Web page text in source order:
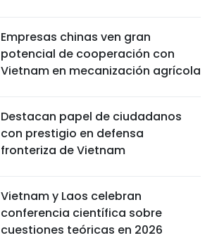
Empresas chinas ven gran
potencial de cooperación con
Vietnam en mecanización agrícola
Destacan papel de ciudadanos
con prestigio en defensa
fronteriza de Vietnam
Vietnam y Laos celebran
conferencia científica sobre
cuestiones teóricas en 2026